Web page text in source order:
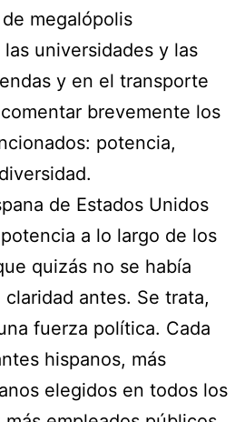
megalópolis
universidades y las
y en el transporte
brevemente los
potencia,
de Estados Unidos
a lo largo de los
quizás no se había
antes. Se trata,
fuerza política. Cada
hispanos, más
elegidos en todos los